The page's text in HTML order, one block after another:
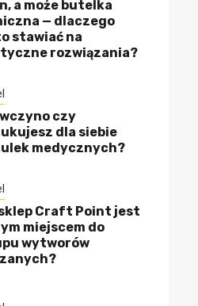
a może butelka
— dlaczego
stawiać na
rozwiązania?
czy
dla siebie
medycznych?
Craft Point jest
miejscem do
wytworów